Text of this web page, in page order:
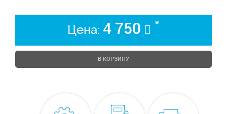
Цена: 4 750 *
В КОРЗИНУ